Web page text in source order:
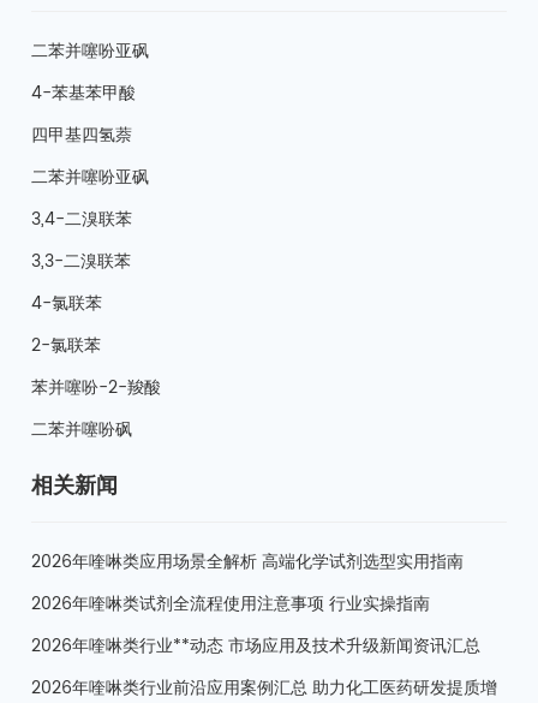
二苯并噻吩亚砜
4-苯基苯甲酸
四甲基四氢萘
二苯并噻吩亚砜
3,4-二溴联苯
3,3-二溴联苯
4-氯联苯
2-氯联苯
苯并噻吩-2-羧酸
二苯并噻吩砜
相关新闻
2026年喹啉类应用场景全解析 高端化学试剂选型实用指南
2026年喹啉类试剂全流程使用注意事项 行业实操指南
2026年喹啉类行业**动态 市场应用及技术升级新闻资讯汇总
2026年喹啉类行业前沿应用案例汇总 助力化工医药研发提质增